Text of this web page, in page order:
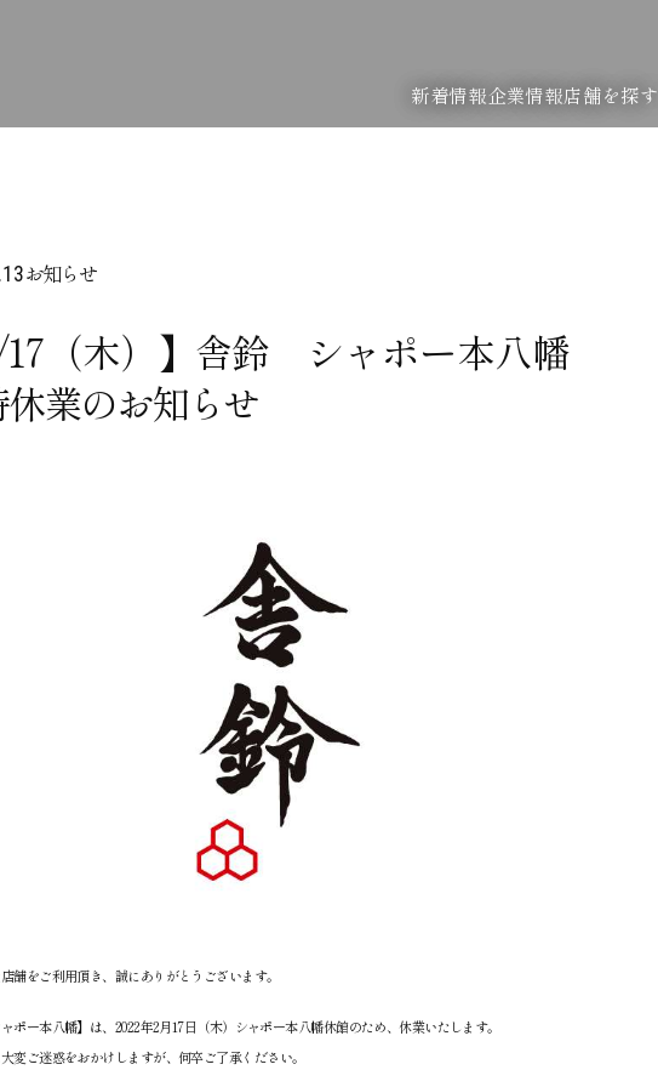
新着情報企業情報店舗を探す
お知らせ
17（木）】舎鈴 シャポー本八幡
業のお知らせ
舗をご利用頂き、誠にありがとうございます。
ポー本八幡】は、2022年2月17日（木）シャポー本八幡休館のため、休業いたします。
変ご迷惑をおかけしますが、何卒ご了承ください。